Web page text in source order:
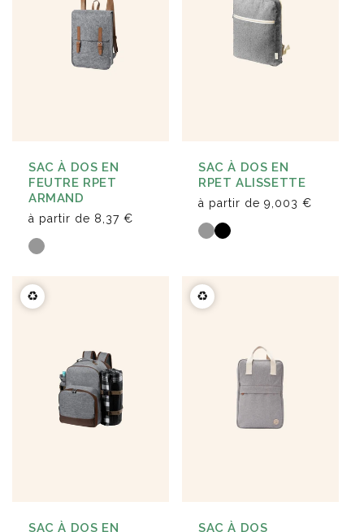
SAC À DOS EN
FEUTRE RPET
ARMAND
à partir de 8,37 €
SAC À DOS EN
RPET ALISSETTE
à partir de 9,003 €
♻️
SAC À DOS EN
♻️
SAC À DOS